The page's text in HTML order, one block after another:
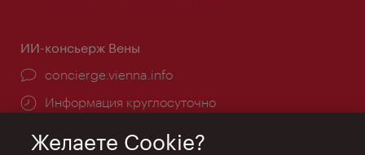
ИИ-консьерж Вены
concierge.vienna.info
Информация круглосуточно
Желаете Cookie?